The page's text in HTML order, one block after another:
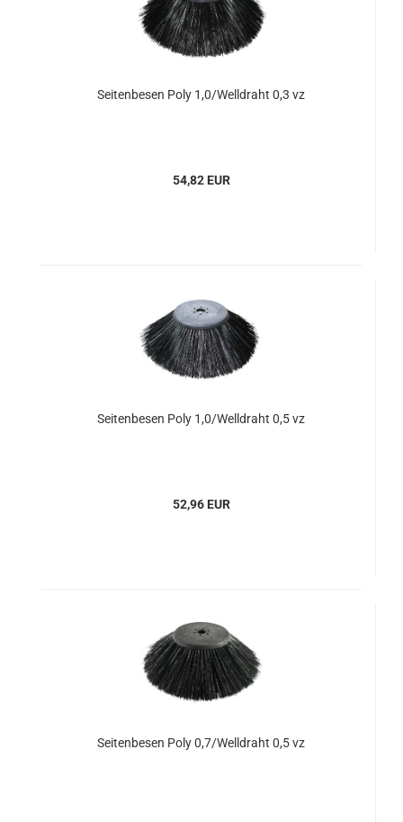
Seitenbesen Poly 1,0/Welldraht 0,3 vz
54,82 EUR
Seitenbesen Poly 1,0/Welldraht 0,5 vz
52,96 EUR
Seitenbesen Poly 0,7/Welldraht 0,5 vz